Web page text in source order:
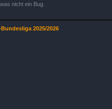
nicht ein Bug.
2025/2026